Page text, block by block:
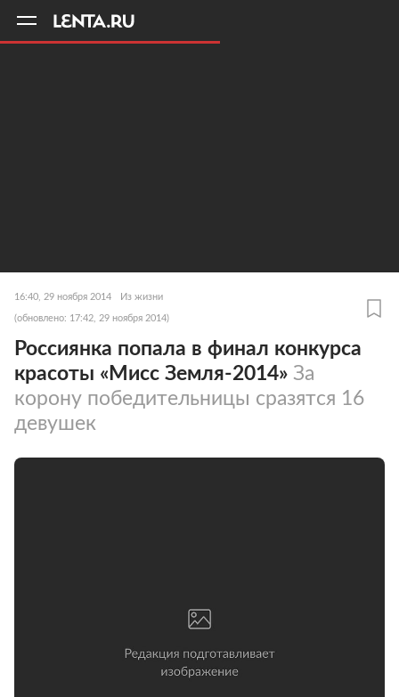
16:40, 29 ноября 2014 Из жизни
(обновлено: 17:42, 29 ноября 2014)
Россиянка попала в финал конкурса
красоты «Мисс Земля-2014» За
корону победительницы сразятся 16
девушек